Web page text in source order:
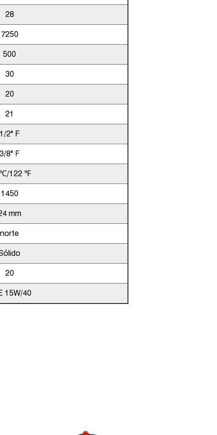
28
7250
500
30
20
21
1/2" F
3/8" F
122 ℉
1450
mm
norte
20
15W/40